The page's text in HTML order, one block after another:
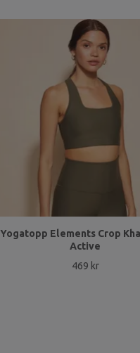
Yogatopp Elements Crop
Active
469 kr